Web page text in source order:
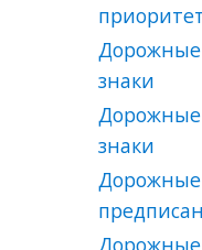
знаки
знаки
Дорожные